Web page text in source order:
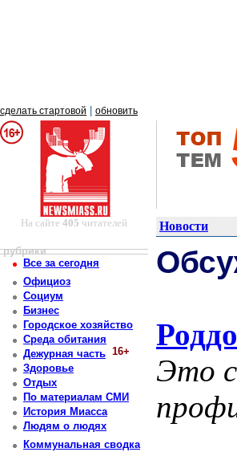
сделать стартовой обновить
На сайте 405 читателей Новости
рубрики
Все за сегодня
Официоз
Социум
Бизнес
Городское хозяйство
Среда обитания
Дежурная часть 16+
Здоровье
Отдых
По материалам СМИ
История Миасса
Людям о людях
Коммунальная сводка
Это